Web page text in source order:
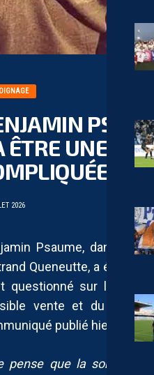
ÊTRE UNE
2026
Psaume, dans le
Queneutte, a évoqué
questionné sur la
vente et du flou
publié hier
pense que la sortie de